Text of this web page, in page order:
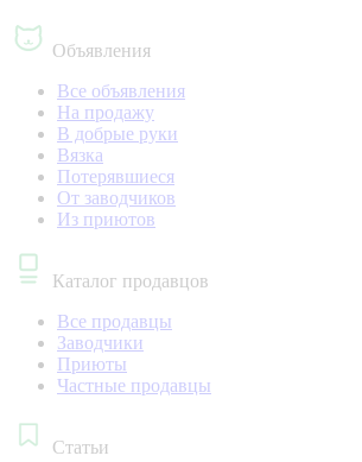
Объявления
Все объявления
На продажу
В добрые руки
Вязка
Потерявшиеся
От заводчиков
Из приютов
Каталог продавцов
Все продавцы
Заводчики
Приюты
Частные продавцы
Статьи